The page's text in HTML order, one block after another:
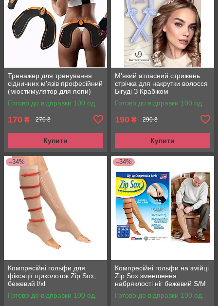
Тренажер для тренування
сідничних м'язів професійний
(міостимулятор для попи)
EMS Hips Trainer
Готово до відправки 100 од.
170 ₴ 270 ₴
Купити
М'який атласний стрижень
стрічка для накрутки волосся
Бігуді З Крабіком
Готово до відправки 100 од.
190 ₴ 290 ₴
Купити
–34%
Компресійні гольфи для
фіксації щиколоток Zip Sox,
бежевий l/xl
Готово до відправки 100 од.
–34%
Компресійні гольфи на змійці
Zip Sox зменшення
набряклості ніг бежевий S/M
Готово до відправки 100 од.